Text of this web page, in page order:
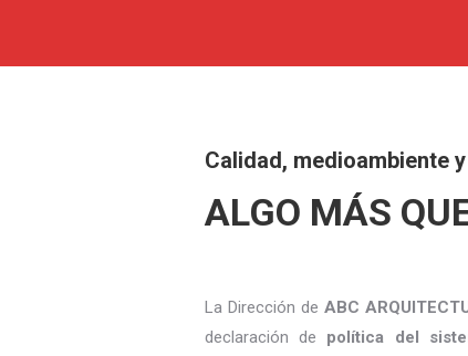
Calidad, medioambiente
ALGO MÁS
La Dirección de ABC
declaración de política del